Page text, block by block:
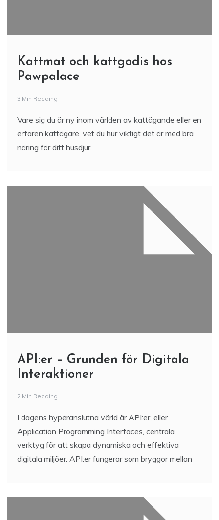
Kattmat och kattgodis hos
Pawpalace
3 Min Reading
Vare sig du är ny inom världen av kattägande eller en
erfaren kattägare, vet du hur viktigt det är med bra
näring för ditt husdjur.
API:er – Grunden för Digitala
Interaktioner
2 Min Reading
I dagens hyperanslutna värld är API:er, eller
Application Programming Interfaces, centrala
verktyg för att skapa dynamiska och effektiva
digitala miljöer. API:er fungerar som bryggor mellan